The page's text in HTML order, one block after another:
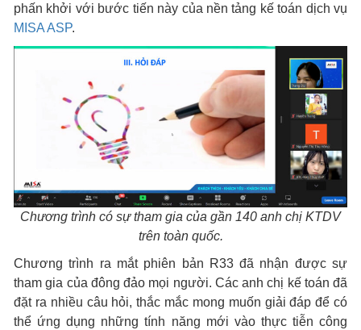
phấn khởi với bước tiến này của nền tảng kế toán dịch vụ
MISA ASP.
Chương trình có sự tham gia của gần 140 anh chị KTDV
trên toàn quốc.
Chương trình ra mắt phiên bản R33 đã nhận được sự
tham gia của đông đảo mọi người. Các anh chị kế toán đã
đặt ra nhiều câu hỏi, thắc mắc mong muốn giải đáp để có
thể ứng dụng những tính năng mới vào thực tiễn công